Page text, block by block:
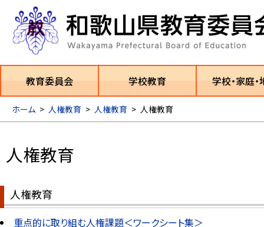
教育委員会 学校教育 学校・家庭
ホーム > 人権教育 > 人権教育 > 人権教育
人権教育
人権教育
重点的に取り組む人権課題＜ワークシート集＞